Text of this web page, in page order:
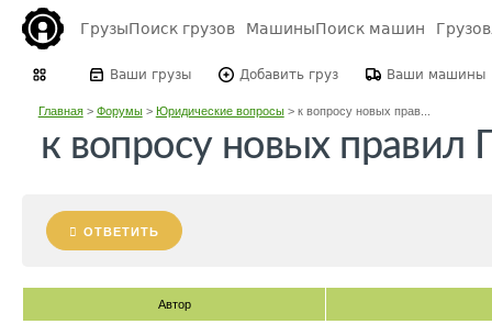
ГрузыПоиск грузов МашиныПоиск машин
Ваши грузы Добавить груз Ваши машины
Главная> Форумы> Юридические вопросы> к вопросу новых прав...
к вопросу новых правил
ОТВЕТИТЬ
Автор